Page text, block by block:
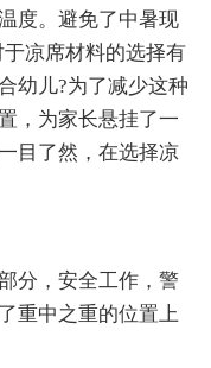
度。避免了中暑现
凉席材料的选择有
幼儿?为了减少这种
，为家长悬挂了一
目了然，在选择凉
分，安全工作，警
重中之重的位置上